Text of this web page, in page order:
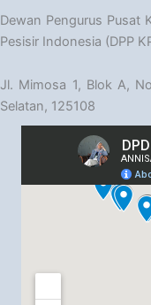
Dewan Pengurus Pusat
Pesisir Indonesia (DPP
Jl. Mimosa 1, Blok A,
Selatan, 125108